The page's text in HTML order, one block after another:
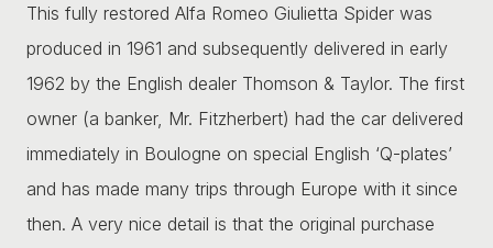
This fully restored Alfa Romeo Giulietta Spider was
produced in 1961 and subsequently delivered in early
1962 by the English dealer Thomson & Taylor. The first
owner (a banker, Mr. Fitzherbert) had the car delivered
immediately in Boulogne on special English ‘Q-plates’
and has made many trips through Europe with it since
then. A very nice detail is that the original purchase